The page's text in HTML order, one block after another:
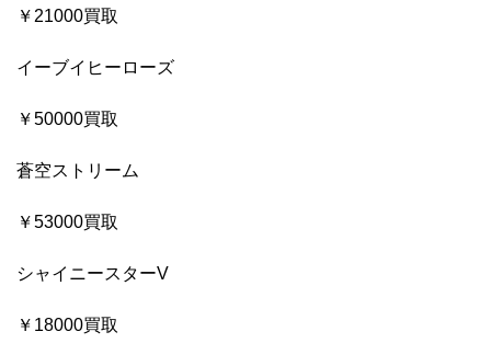
￥21000買取
イーブイヒーローズ
￥50000買取
蒼空ストリーム
￥53000買取
シャイニースターV
￥18000買取